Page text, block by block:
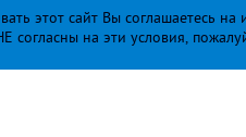
этот сайт Вы соглашаетесь
согласны на эти условия,